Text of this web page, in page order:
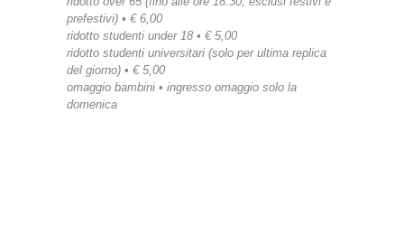
prefestivi) • € 6,00
ridotto studenti under 18 • € 5,00
ridotto studenti universitari (solo per ultima replica
del giorno) • € 5,00
omaggio bambini • ingresso omaggio solo la
domenica